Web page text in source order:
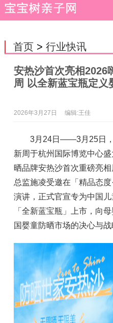
首页> 行业快讯
安热沙首次亮相2026
周 以全新蓝宝瓶定义
2026年3月27日 编辑:王佳
3月24日——3月25日，
新周于杭州国际博览中心
晒品牌安热沙首次重磅亮
总监施凌受邀在「精品态
演讲，正式官宣专为中国
「全新蓝宝瓶」上市，向
国婴童防晒市场的决心与战